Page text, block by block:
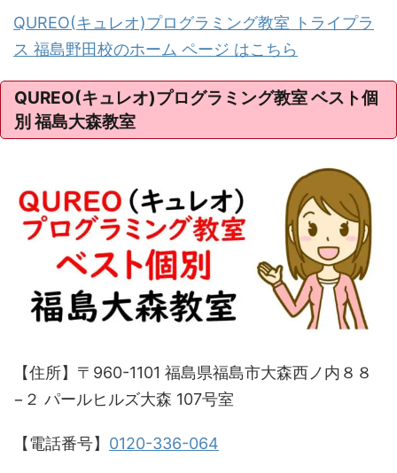
QUREO(キュレオ)プログラミング教室 トライプラ
ス 福島野田校のホーム ページ はこちら
QUREO(キュレオ)プログラミング教室 ベスト個
別 福島大森教室
【住所】〒960-1101 福島県福島市大森西ノ内８８
−２ パールヒルズ大森 107号室
【電話番号】 0120-336-064